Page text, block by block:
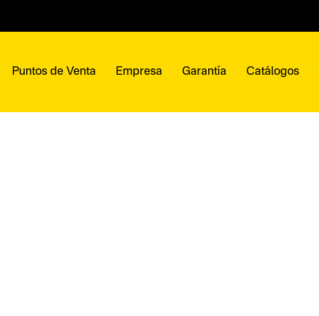
Puntos de Venta Empresa Garantía Catálogos